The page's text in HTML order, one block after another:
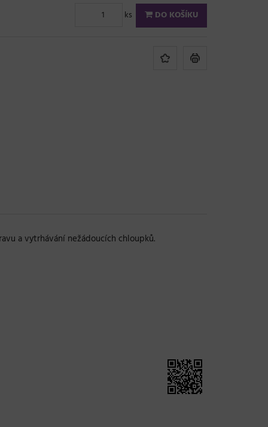
ks DO KOŠÍKU
a vytrhávání nežádoucích chloupků.